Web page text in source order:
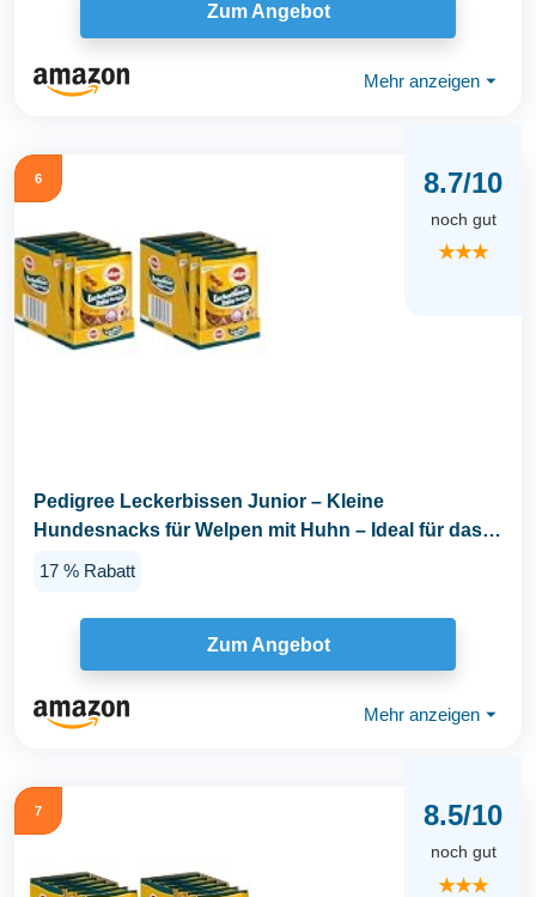
Zum Angebot
Mehr anzeigen ⏷
6 8.7/10
noch gut
★★★
Pedigree Leckerbissen Junior – Kleine
Hundesnacks für Welpen mit Huhn – Ideal für das
17 % Rabatt
Zum Angebot
Mehr anzeigen ⏷
7 8.5/10
noch gut
★★★